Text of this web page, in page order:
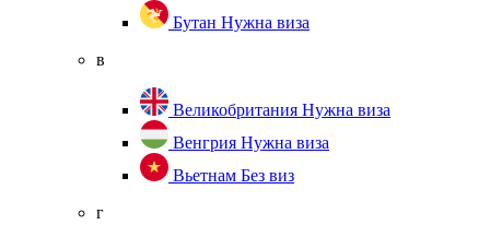
Бутан Нужна виза
в
Великобритания Нужна виза
Венгрия Нужна виза
Вьетнам Без виз
г